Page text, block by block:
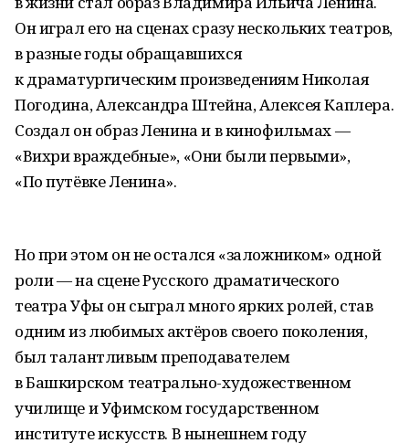
Он играл его на сценах сразу нескольких театров,
в разные годы обращавшихся
к драматургическим произведениям Николая
Погодина, Александра Штейна, Алексея Каплера.
Создал он образ Ленина и в кинофильмах —
«Вихри враждебные», «Они были первыми»,
«По путёвке Ленина».
Но при этом он не остался «заложником» одной
роли — на сцене Русского драматического
театра Уфы он сыграл много ярких ролей, став
одним из любимых актёров своего поколения,
был талантливым преподавателем
в Башкирском театрально-художественном
училище и Уфимском государственном
институте искусств. В нынешнем году